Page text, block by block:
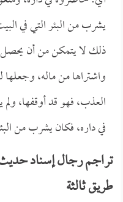
يشرب من البئر التي في
ذلك لا يتمكن من أن يحصل
واشتراها من ماله، وجعلها
العذب، فهو قد أوقفها،
في داره، فكان يشرب من
تراجم رجال إسناد
طريق ثالثة